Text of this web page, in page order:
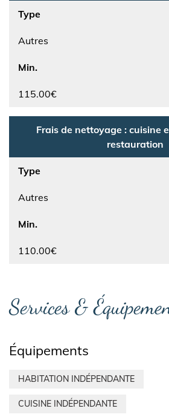
Type
Autres
Min.
115.00€
Frais de nettoyage : cuisine
restauration
Type
Autres
Min.
110.00€
Services &
Équipements
HABITATION INDÉPENDANTE
CUISINE INDÉPENDANTE